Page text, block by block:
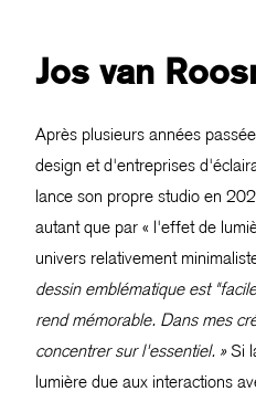
Jos van
Après plusieurs années
design et d'entreprises
lance son propre studio en
autant que par « l'effet de
univers relativement
dessin emblématique est
rend mémorable. Dans mes
concentrer sur l'essentiel. »Si
lumière due aux interactions